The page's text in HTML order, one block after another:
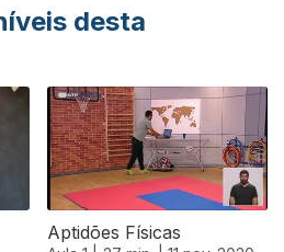
desta
Aptidões Físicas